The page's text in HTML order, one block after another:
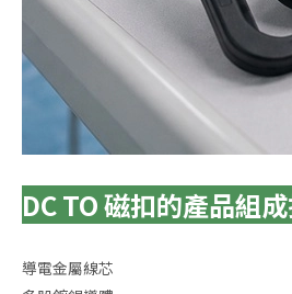
DC TO 磁扣的產品組
導電金屬線芯